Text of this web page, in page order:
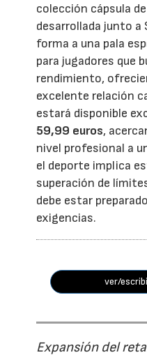
colección cápsula de
desarrollada junto
forma a una pala
para jugadores que
rendimiento,
excelente relación
estará disponible
59,99 euros,
nivel profesional a
el deporte implica
superación de
debe estar
exigencias.
ver/
Expansión del